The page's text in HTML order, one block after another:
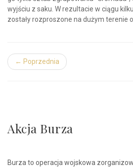
wyjściu z saku. W rezultacie w ciągu
zostały rozproszone na dużym terenie
← Poprzednia
Akcja Burza
Burza to operacja wojskowa